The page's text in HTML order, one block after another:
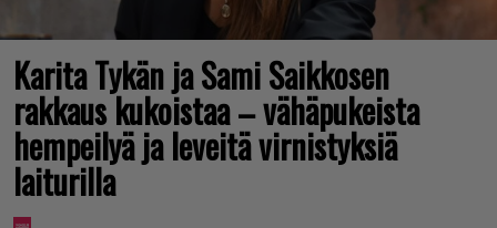
Karita Tykän ja Sami Saikkosen
rakkaus kukoistaa – vähäpukeista
hempeilyä ja leveitä virnistyksiä
laiturilla